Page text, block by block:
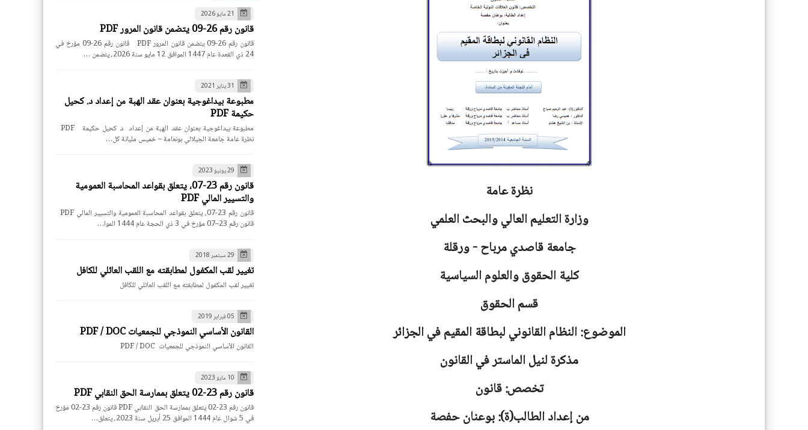
نظرة عامة
وزارة التعليم العالي والبحث العلمي
جامعةقاصدي مرباح - ورقلة
كلية الحقوق والعلوم السياسية
قسم الحقوق
الموضوع: النظام القانوني لبطاقة المقيم في الجزائر
مذكرة لنيل الماستر في القانون
تخصص: قانون
من إعداد الطالب(ة): بوعنان حفصة
21 مايو 2026
قانون رقم 26-09 يتضمن قانون المرور PDF
قانون رقم 26-09 يتضمن قانون المرور PDF قانون رقم 26-09 مؤرخ في
24 ذي القعدة عام 1447 الموافق 12 مايو سنة 2026، يتضمن …
31 يناير 2021
مطبوعة بيداغوجية بعنوان عقد الهبة من إعداد د. كحيل
حكيمة PDF
نظرة عامة جامعة الجيلالي بونعامة – خميس مليانة كل…
29 يونيو 2023
قانون رقم 23-07، يتعلق بقواعد المحاسبة العمومية
والتسيير المالي PDF
قانون رقم 23–07 مؤرخ في 3 ذي الحجة عام 1444 الموا…
29 سبتمبر 2018
تغيير لقب المكفول لمطابقته مع اللقب العائلي للكافل
تغيير لقب المكفول لمطابقته مع اللقب العائلي للكافل
05 فبراير 2019
القانون الأساسي النموذجي للجمعيات PDF / DOC
القانون الأساسي النموذجي للجمعيات PDF / DOC
10 مايو 2023
قانون رقم 23-02 يتعلق بممارسة الحق النقابي PDF
قانون رقم 23-02 يتعلق بممارسة الحق النقابي PDF قانون رقم 23-02 مؤرخ
في 5 شوال عام 1444 الموافق 25 أبريل سنة 2023، يتعلق…